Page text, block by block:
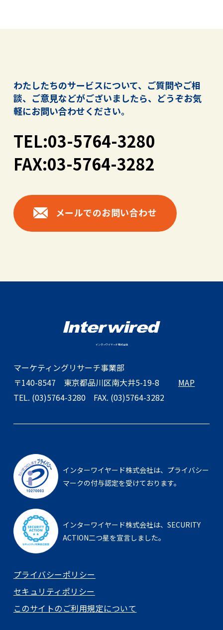
わたしたちのサービスについて、ご質問やご相
談、ご意見などがございましたら、 どうぞお気
軽にお問い合わせください。
TEL:03-5764-3280
FAX:03-5764-3282
メールでのお問い合わせ
インターワイヤード株式会社
マーケティングリサーチ事業部
〒140-8547 東京都品川区南大井5-19-8
MAP
TEL. (03)5764-3280 FAX. (03)5764-3282
インターワイヤード株式会社は、 プライバシー
マークの付与認定を受けております。
インターワイヤード株式会社は、 SECURITY
ACTION二つ星を宣言しました。
プライバシーポリシー
セキュリティポリシー
このサイトのご利用規定について